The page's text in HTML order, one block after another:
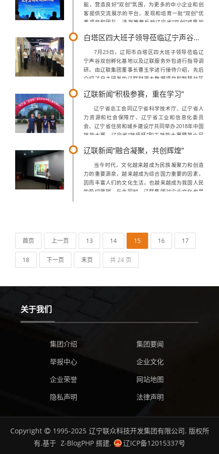
能，营造良好“双创”氛围，为更多的中小企业和创
客提供交流展示的平台，发现和培育一批“双创”优
秀项目和团队。选拔推荐反映辽宁省“双创”成果的
决赛。2018年7月23日，...
白塔区四大班子领导莅临辽宁声谷双创孵化基地参观指导
7月23日，辽阳市白塔区四大班子领导莅临辽
宁声谷双创孵化基地以及辽联服务外包进行指导调
研。由辽联集团董事长曹玉学进行接待介绍，先后
介绍了自主研发的辽联财源大数据项目和智慧社区
况。曹玉学董事长介绍孵化基地概况在董事长...
辽联新闻“积极参赛，重在学习”
辽宁省总工会同辽宁省科学技术厅、辽宁省人
力资源和社会保障厅、辽宁省工业和信息化委员
会、辽宁省住房和城乡建设厅共同举办2018年中国
技能大赛—辽宁省“技师杯”职工技能大赛暨第六届
工、焊工、操作工、装调维修工、网络与...
辽联新闻“融合凝聚，共创辉煌”
当今时代，文化越来越成为民族凝聚力和创造
力的重要源泉，越来越成为综合国力重要的因素，
因而丰富人们的文化生活，也越来越成为我国人民
的热切愿望。与此同时，辽联集团对企业文化也是
首页 上一页 13 14 15 16 17
18 下一页 末页 共 24 页
关于我们
集团介绍
集团要闻
举报中心
企业文化
企业荣誉
网站地图
隐私声明
法律声明
Copyright 1995-2025 辽宁联众科技开发集团有限公司. 版权所
有.基于 Z-BlogPHP 搭建.
辽ICP备12015337号